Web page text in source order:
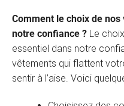
Comment le choix de
notre confiance ? Le
essentiel dans notre
vêtements qui flattent
sentir à l’aise. Voici